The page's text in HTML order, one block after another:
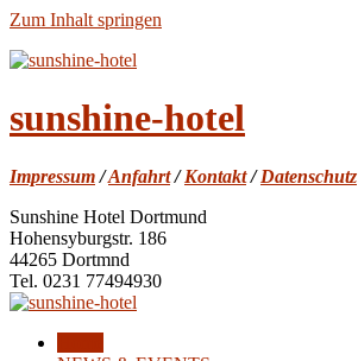
Zum Inhalt springen
sunshine-hotel
Impressum/Anfahrt/Kontakt/Datenschutz
Sunshine Hotel Dortmund
Hohensyburgstr. 186
44265 Dortmnd
Tel. 0231 77494930